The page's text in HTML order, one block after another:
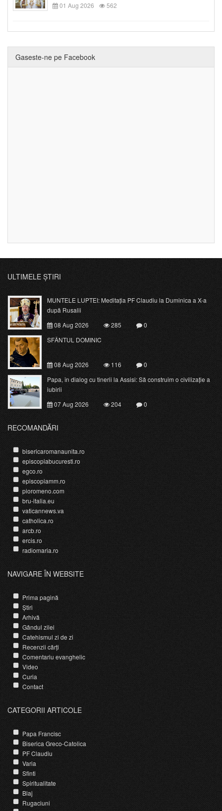
01 Aug 2026
562
Gaseste-ne pe Facebook
ULTIMELE ȘTIRI
MUNTELE LUPTEI: Meditația PF Claudiu la Duminica a X-a
după Rusalii
08 Aug 2026
285
0
SFÂNTUL DOMINIC
08 Aug 2026 116
0
Papa, în dialog cu tinerii la Assisi: Să construim o civilizație a
iubirii
07 Aug 2026
204 0
RECOMANDĂRI
bisericaromanaunita.ro
episcopiabucuresti.ro
egco.ro
episcopiamm.ro
pioromeno.com
bru-italia.eu
vaticannews.va
catholica.ro
arcb.ro
ercis.ro
radiomaria.ro
NAVIGARE ÎN WEBSITE
Prima pagină
Știri
Arhivă
Gândul zilei
Catehismul zi de zi
Recenzii cărți
Comentariu evanghelic
Video
Curia
Contact
CATEGORII ARTICOLE
Papa Francisc
Biserica Greco-Catolica
PF Claudiu
Varia
Sfinti
Spiritualitate
Blaj
Rugaciuni